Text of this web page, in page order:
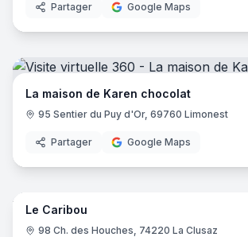
Partager Google Maps
La maison de Karen chocolat
95 Sentier du Puy d'Or, 69760 Limonest
Partager Google Maps
Le Caribou
98 Ch. des Houches, 74220 La Clusaz